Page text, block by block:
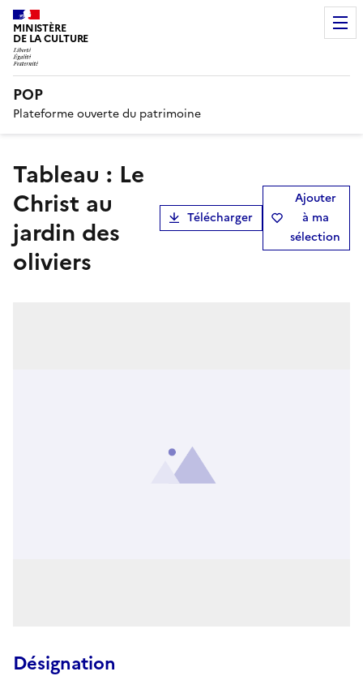
MINISTÈRE
DE LA CULTURE
POP
Plateforme ouverte du patrimoine
tableau : Le
Christ au
jardin des
oliviers
Télécharger
Ajouter
à ma
sélection
Désignation